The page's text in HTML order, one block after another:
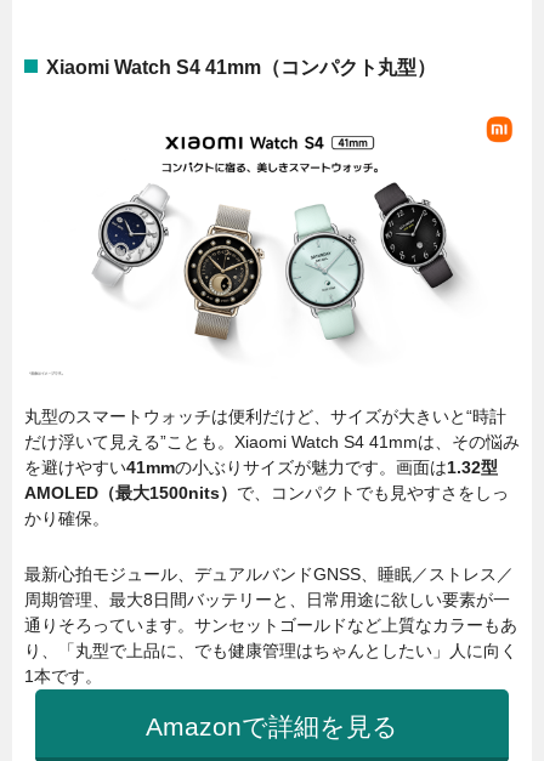
Xiaomi Watch S4 41mm（コンパクト丸型）
丸型のスマートウォッチは便利だけど、サイズが大きいと“時計
だけ浮いて見える”ことも。Xiaomi Watch S4 41mmは、その悩み
を避けやすい41mmの小ぶりサイズが魅力です。画面は1.32型
AMOLED（最大1500nits） で、コンパクトでも見やすさをしっ
かり確保。
最新心拍モジュール、デュアルバンドGNSS、睡眠／ストレス／
周期管理、最大8日間バッテリーと、日常用途に欲しい要素が一
通りそろっています。サンセットゴールドなど上質なカラーもあ
り、「丸型で上品に、でも健康管理はちゃんとしたい」人に向く
1本です。
Amazonで詳細を見る